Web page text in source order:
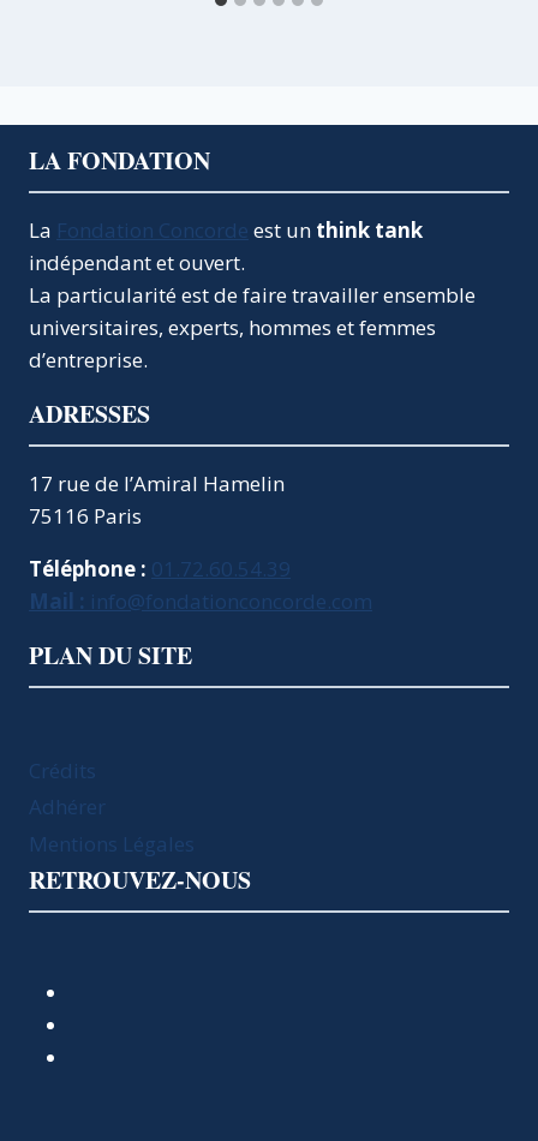
LA FONDATION
La Fondation Concorde est un think tank
indépendant et ouvert.
La particularité est de faire travailler ensemble
universitaires, experts, hommes et femmes
d’entreprise.
ADRESSES
17 rue de l’Amiral Hamelin
75116 Paris
Téléphone : 01.72.60.54.39
Mail : info@fondationconcorde.com
PLAN DU SITE
Crédits
Adhérer
Mentions Légales
RETROUVEZ-NOUS